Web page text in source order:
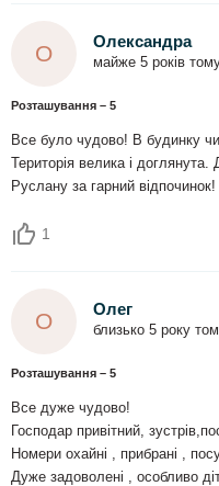
О Олександра
майже 5 років
Розташування – 5
Все було чудово! В будинку
Територія велика і
Руслану за гарний відпочинок!
1
О Олег
близько 5 року
Розташування – 5
Все дуже чудово!
Господар привітний,
Номери охайні , прибрані ,
Дуже задоволені , особливо